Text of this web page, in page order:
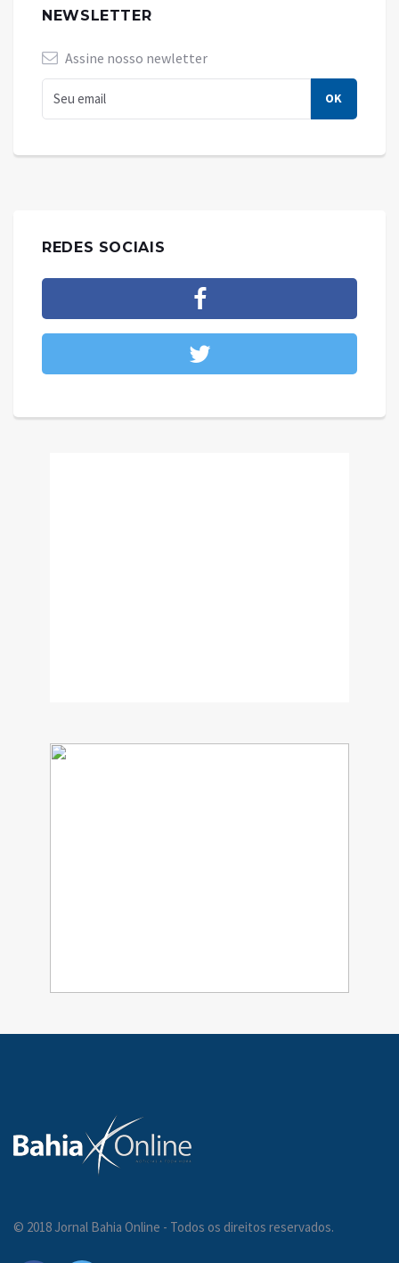
NEWSLETTER
Assine nosso newletter
REDES SOCIAIS
© 2018 Jornal Bahia Online - Todos os direitos reservados.